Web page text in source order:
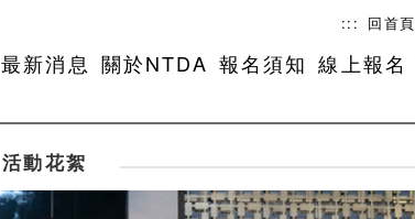
::: 回首頁
最新消息 關於NTDA 報名須知 線上報名
活動花絮